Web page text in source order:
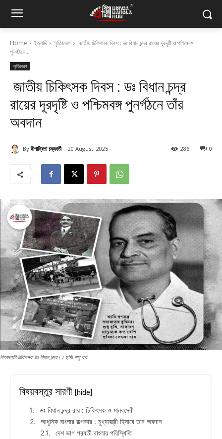
Home ইত্যাদি স্মৃতিচারণ
জাতীয় চিকিৎসক দিবস : ডঃ বিধান চন্দ্র রায়ের দূরদৃষ্টি ও পশ্চিমবঙ্গ
পুনর্গঠনে...
স্মৃতিচারণ
জাতীয় চিকিৎসক দিবস : ডঃ বিধান চন্দ্র
রায়ের দূরদৃষ্টি ও পশ্চিমবঙ্গ পুনর্গঠনে তাঁর
অবদান
By দীপান্বিতা চক্রবর্তী 20 August, 2025 0
286
কিংবদন্তী চিকিৎসক ডঃ বিধান চন্দ্র।। ছবিঃ বাসু কর
বিষয়বস্তুর সারণী [hide]
ডঃ বিধান চন্দ্র রায় : চিকিৎসক ও মানবসেবী
আধুনিক বাংলার রূপকার : মুখ্যমন্ত্রী হিসাবে তার অবদান
দেশ ভাগ পরবর্তী বাংলার পরিস্থিতি